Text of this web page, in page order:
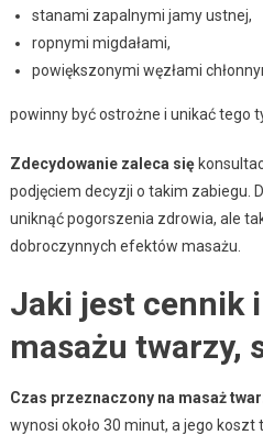
stanami zapalnymi jamy ustnej,
ropnymi migdałami,
powiększonymi węzłami
powinny być ostrożne i unikać tego
Zdecydowanie zaleca się
podjęciem decyzji o takim zabiegu.
uniknąć pogorszenia zdrowia, ale
dobroczynnych efektów masażu.
Jaki jest cennik
masażu twarzy,
Czas przeznaczony na masaż
wynosi około 30 minut, a jego koszt